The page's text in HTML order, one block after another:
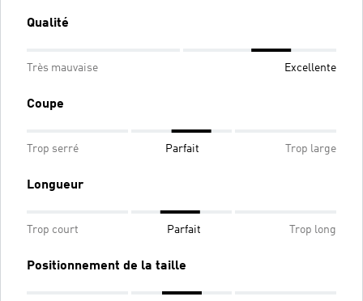
Qualité
Très mauvaise Excellente
Coupe
Trop serré Parfait Trop large
Longueur
Trop court Parfait Trop long
Positionnement de la taille